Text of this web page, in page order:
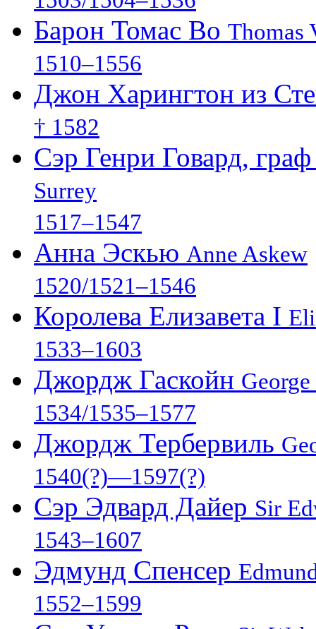
Барон Томас Во Thomas
1510–1556
Джон Харингтон из
† 1582
Сэр Генри Говард,
Surrey
1517–1547
Анна Эскью Anne Askew
1520/1521–1546
Королева Елизавета I
1533–1603
Джордж Гаскойн
1534/1535–1577
Джордж Тербервиль
1540(?)—1597(?)
Сэр Эдвард Дайер Sir
1543–1607
Эдмунд Спенсер
1552–1599